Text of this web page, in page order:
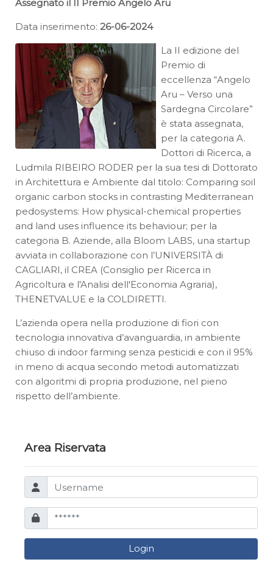
Assegnato il II Premio Angelo Aru
Data inserimento: 26-06-2024
La II edizione del
Premio di
eccellenza “Angelo
Aru – Verso una
Sardegna Circolare”
è stata assegnata,
per la categoria A.
Dottori di Ricerca, a
Ludmila RIBEIRO RODER per la sua tesi di Dottorato
in Architettura e Ambiente dal titolo: Comparing soil
organic carbon stocks in contrasting Mediterranean
pedosystems: How physical-chemical properties
and land uses influence its behaviour; per la
categoria B. Aziende, alla Bloom LABS, una startup
avviata in collaborazione con l’UNIVERSITÀ di
CAGLIARI, il CREA (Consiglio per Ricerca in
Agricoltura e l'Analisi dell'Economia Agraria),
THENETVALUE e la COLDIRETTI.
L’azienda opera nella produzione di fiori con
tecnologia innovativa d’avanguardia, in ambiente
chiuso di indoor farming senza pesticidi e con il 95%
in meno di acqua secondo metodi automatizzati
con algoritmi di propria produzione, nel pieno
rispetto dell’ambiente.
Area Riservata
Login